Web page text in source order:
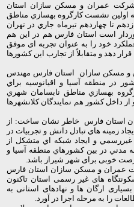
شرکت عمران و مسکن سازان استان
اولين نشست کارگروه بهسازي مناطق
تا چهاردهم تيرماه جاري در تهران
است استان فارس هم در این هم
خود را به عنوان تجربه ای موفق
دهد و متقابلاً از تجارب این کشورها
و مسکن سازان استان فارس مهندس
طالبان افزود: تاکنون 17 کشور در منطقه آسيا و اقيانوسيه براي
بهسازي مناطق نابسامان شهري
از داخل کشور هم نمایندگان کلانشهرها
استان فارس خاطر نشان ساخت: از
زمينه هاي تبادل دانش و تجربيات در
غيررسمي و ايجاد شبکه اي متشکل از
مدني در بين کشورهاي منطقه آسيا و
خوبی برای شهر شیراز باشد.
عمران و مسکن سازان استان فارس
های غیر رسمی استان تاکنون
ارگان ها و نهادهای استانی به
را به مرحله اجرا در آورد.